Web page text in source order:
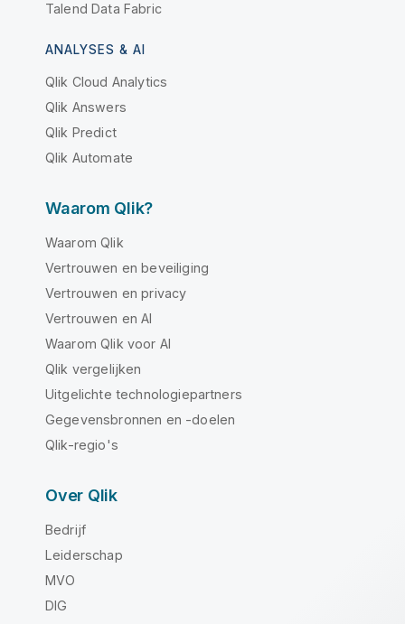
Talend Data Fabric
ANALYSES & AI
Qlik Cloud Analytics
Qlik Answers
Qlik Predict
Qlik Automate
Waarom Qlik?
Waarom Qlik
Vertrouwen en beveiliging
Vertrouwen en privacy
Vertrouwen en AI
Waarom Qlik voor AI
Qlik vergelijken
Uitgelichte technologiepartners
Gegevensbronnen en -doelen
Qlik-regio's
Over Qlik
Bedrijf
Leiderschap
MVO
DIG